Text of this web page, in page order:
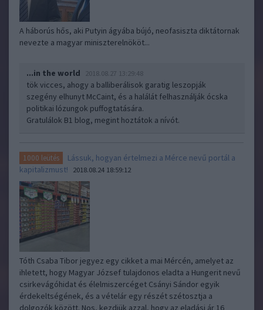
A háborús hős, aki Putyin ágyába bújó, neofasiszta diktátornak
nevezte a magyar miniszterelnököt...
...in the world 2018.08.27 13:29:48
tök vicces, ahogy a balliberálisok garatig leszopják
szegény elhunyt McCaint, és a halálát felhasználják ócska
politikai lózungok puffogtatására.
Gratulálok B1 blog, megint hoztátok a nívót.
1000 leütés
Lássuk, hogyan értelmezi a Mérce nevű portál a
kapitalizmust!
2018.08.24 18:59:12
Tóth Csaba Tibor jegyez egy cikket a mai Mércén, amelyet az
ihletett, hogy Magyar József tulajdonos eladta a Hungerit nevű
csirkevágóhidat és élelmiszercéget Csányi Sándor egyik
érdekeltségének, és a vételár egy részét szétosztja a
dolgozók között. Nos, kezdjük azzal, hogy az eladási ár 16